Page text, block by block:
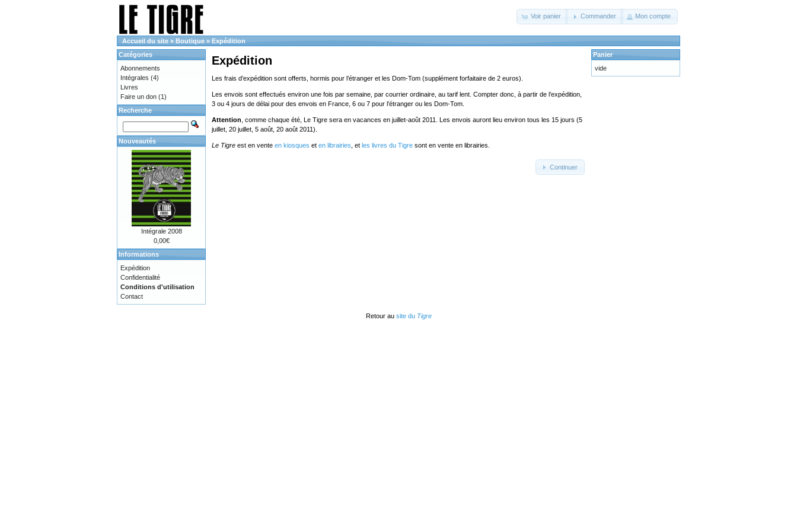
Voir panier Commander Mon compte
Accueil du site » Boutique » Expédition
Expédition
Les frais d’expédition sont offerts, hormis pour l’étranger et les Dom-Tom (supplément forfaitaire de 2 euros).
Les envois sont effectués environ une fois par semaine, par courrier ordinaire, au tarif lent. Compter donc, à partir de l’expédition,
3 ou 4 jours de délai pour des envois en France, 6 ou 7 pour l’étranger ou les Dom-Tom.
Attention , comme chaque été, Le Tigre sera en vacances en juillet-août 2011. Les envois auront lieu environ tous les 15 jours (5
juillet, 20 juillet, 5 août, 20 août 2011).
Le Tigre est en vente en kiosques et en librairies , et les livres du Tigre sont en vente en librairies.
Continuer
Catégories
Abonnements
Intégrales (4)
Livres
Faire un don (1)
Recherche
Nouveautés
Intégrale 2008
0,00€
Informations
Expédition
Confidentialité
Conditions d'utilisation
Contact
Panier
vide
Retour au site du Tigre